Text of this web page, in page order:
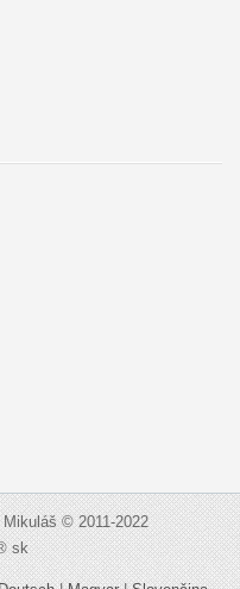
© 2011-2022
sk